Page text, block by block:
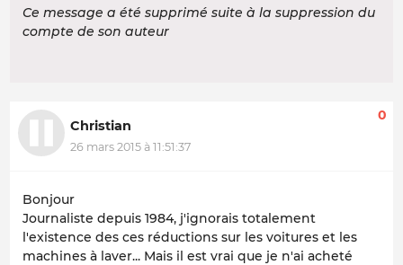
Ce message a été supprimé suite à la suppression du
compte de son auteur
Christian
26 mars 2015 à 11:51:37
0
Bonjour
Journaliste depuis 1984, j'ignorais totalement
l'existence des ces réductions sur les voitures et les
machines à laver... Mais il est vrai que je n'ai acheté